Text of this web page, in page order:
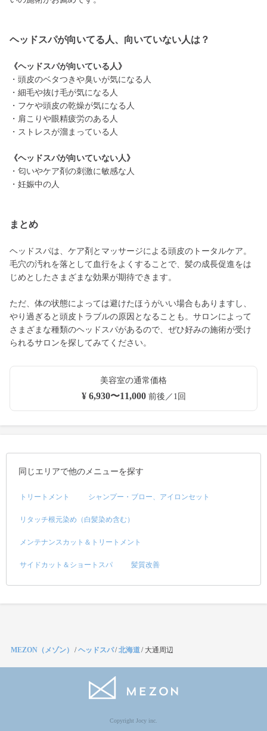
ヘッドスパが向いてる人、向いていない人は？
《ヘッドスパが向いている人》
・頭皮のベタつきや臭いが気になる人
・細毛や抜け毛が気になる人
・フケや頭皮の乾燥が気になる人
・肩こりや眼精疲労のある人
・ストレスが溜まっている人
《ヘッドスパが向いていない人》
・匂いやケア剤の刺激に敏感な人
・妊娠中の人
まとめ
ヘッドスパは、ケア剤とマッサージによる頭皮のトータルケア。
毛穴の汚れを落として血行をよくすることで、髪の成長促進をは
じめとしたさまざまな効果が期待できます。
ただ、体の状態によっては避けたほうがいい場合もありますし、
やり過ぎると頭皮トラブルの原因となることも。サロンによって
さまざまな種類のヘッドスパがあるので、ぜひ好みの施術が受け
られるサロンを探してみてください。
美容室の通常価格
¥ 6,930〜11,000前後／1回
同じエリアで他のメニューを探す
トリートメント シャンプー・ブロー、アイロンセット
リタッチ根元染め（白髪染め含む）
メンテナンスカット＆トリートメント
サイドカット＆ショートスパ 髪質改善
MEZON（メゾン） /ヘッドスパ/北海道/ 大通周辺
Copyright Jocy inc.